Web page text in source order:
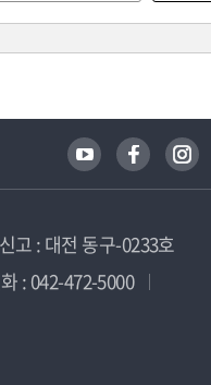
고 : 대전 동구-0233호
: 042-472-5000